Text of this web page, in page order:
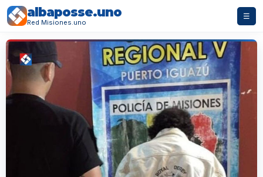
albaposse.uno
Red Misiones.uno
☰